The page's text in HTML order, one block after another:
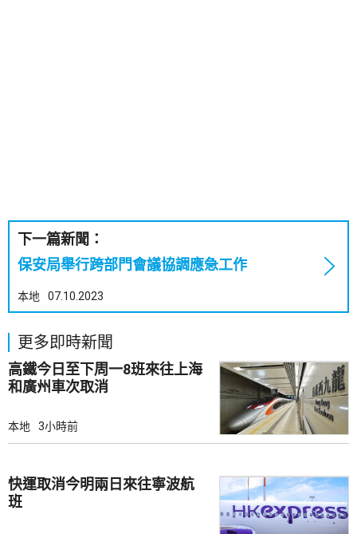
下一篇新聞：
保安局舉行跨部門會議協調應急工作
本地 07.10.2023
更多即時新聞
高鐵今日至下周一8班來往上海
和廣州車次取消
本地 3小時前
快運取消今明兩日來往寧波航
班